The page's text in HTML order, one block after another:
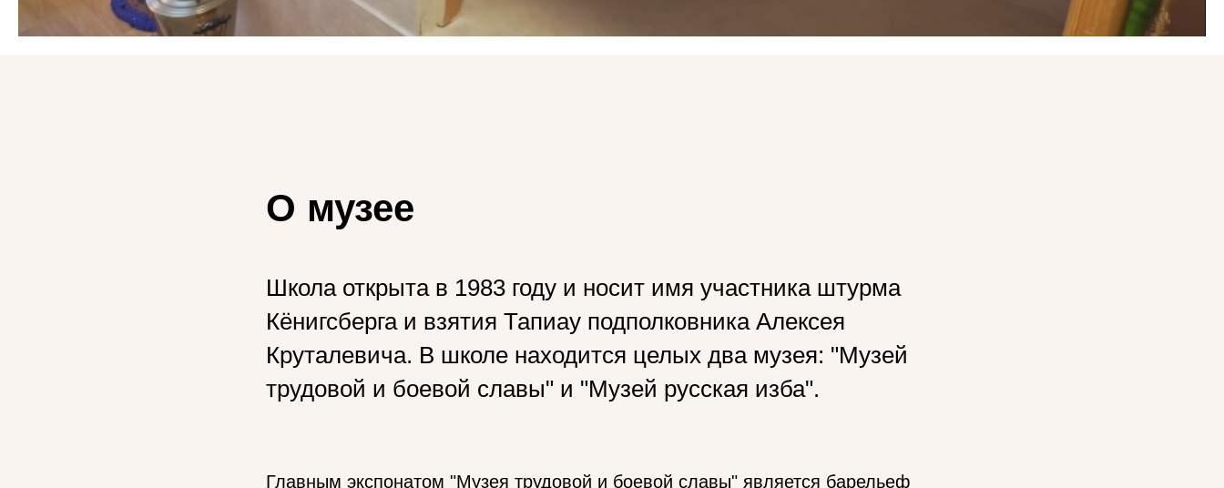
О музее
Школа открыта в 1983 году и носит имя участника штурма
Кёнигсберга и взятия Тапиау подполковника Алексея
Круталевича. В школе находится целых два музея: "Музей
трудовой и боевой славы" и "Музей русская изба".
Главным экспонатом "Музея трудовой и боевой славы" является барельеф